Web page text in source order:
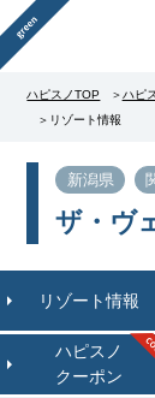
ハピスノTOP ハピ
リゾート情報
新潟県
ザ・ヴ
リゾート情報
ハピスノ
クーポン